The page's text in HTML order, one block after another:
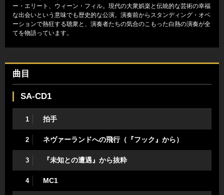
ー・エリート、ウィーン・フィル。現代の大衆娯楽と伝統的な芸術の幸福
な出会いという意味でも歴史的な公演。演奏前からスタンディング・オベ
ーションで熱狂する聴衆と、演奏者たちの気合のこもった白熱の演奏が全
てを物語っています。
曲目
SA-CD1
1 拍手
2 ネヴァーランドへの飛行（『フック』から）
3 『未知との遭遇』から抜粋
4 MC1